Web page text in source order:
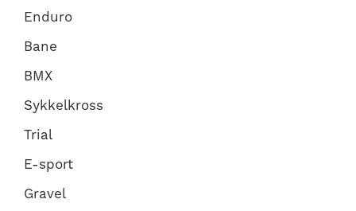
Enduro
Bane
BMX
Sykkelkross
Trial
E-sport
Gravel